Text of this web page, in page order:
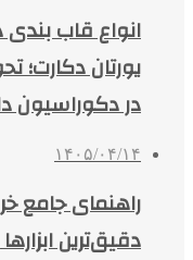
انواع قاب
یورتان
در دکوراسیون
۱۴۰۵/۰۴/۱۴
راهنمای جامع
دقیق‌ترین ابزارها